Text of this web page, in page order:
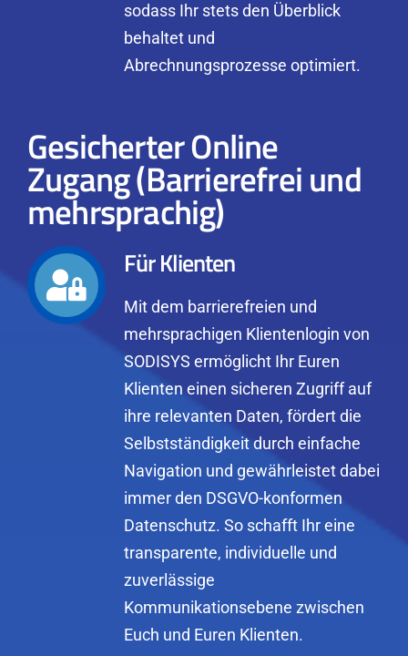
sodass Ihr stets den Überblick
behaltet und
Abrechnungsprozesse optimiert.
Gesicherter Online
Zugang (Barrierefrei und
mehrsprachig)
Für Klienten
Mit dem barrierefreien und
mehrsprachigen Klientenlogin von
SODISYS ermöglicht Ihr Euren
Klienten einen sicheren Zugriff auf
ihre relevanten Daten, fördert die
Selbstständigkeit durch einfache
Navigation und gewährleistet dabei
immer den DSGVO-konformen
Datenschutz. So schafft Ihr eine
transparente, individuelle und
zuverlässige
Kommunikationsebene zwischen
Euch und Euren Klienten.